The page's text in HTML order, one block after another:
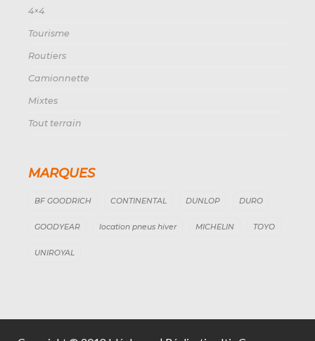
4×4
Tourisme
Routiers
Camionnette
Mixtes
Tout terrain
MARQUES
BF GOODRICH CONTINENTAL DUNLOP DURO
GOODYEAR location pneus hiver MICHELIN TOYO
UNIROYAL